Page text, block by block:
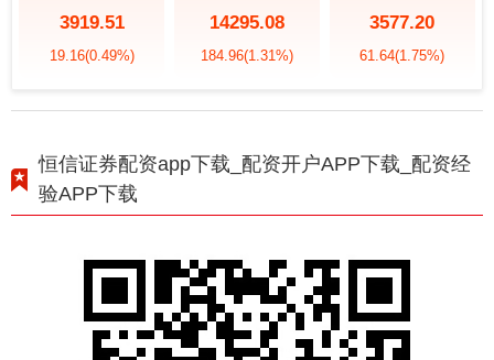
3919.51
19.16(0.49%)
14295.08
184.96(1.31%)
3577.20
61.64(1.75%)
恒信证券配资app下载_配资开户APP下载_配资经
验APP下载